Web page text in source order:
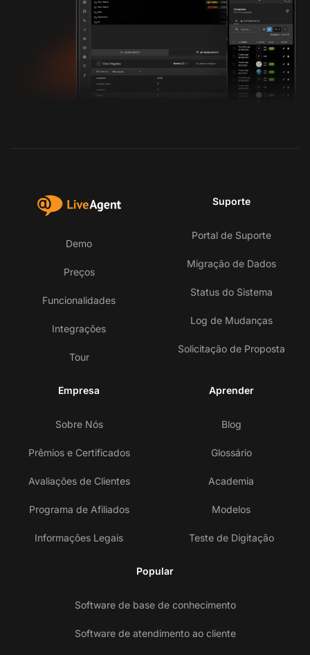
Demo
Preços
Funcionalidades
Integrações
Tour
Suporte
Portal de Suporte
Migração de Dados
Status do Sistema
Log de Mudanças
Solicitação de Proposta
Empresa
Sobre Nós
Prêmios e Certificados
Avaliações de Clientes
Programa de Afiliados
Informações Legais
Aprender
Blog
Glossário
Academia
Modelos
Teste de Digitação
Popular
Software de base de conhecimento
Software de atendimento ao cliente